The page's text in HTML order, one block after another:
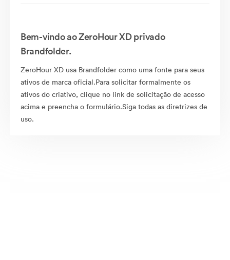
Bem-vindo ao ZeroHour XD privado
Brandfolder.
ZeroHour XD usa Brandfolder como uma fonte para seus
ativos de marca oficial.Para solicitar formalmente os
ativos do criativo, clique no link de solicitação de acesso
acima e preencha o formulário.Siga todas as diretrizes de
uso.